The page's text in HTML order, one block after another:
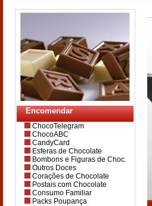
Encomendar
ChocoTelegram
ChocoABC
CandyCard
Esferas de Chocolate
Bombons e Figuras de Choc.
Outros Doces
Corações de Chocolate
Postais com Chocolate
Consumo Familiar
Packs Poupança